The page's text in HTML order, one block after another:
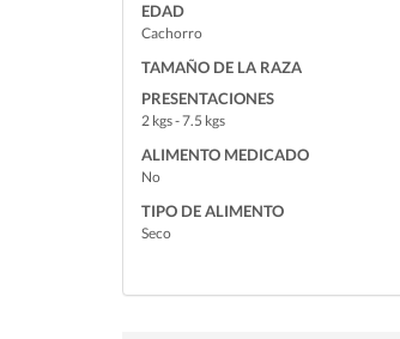
EDAD
Cachorro
TAMAÑO DE LA RAZA
PRESENTACIONES
2 kgs - 7.5 kgs
ALIMENTO MEDICADO
No
TIPO DE ALIMENTO
Seco